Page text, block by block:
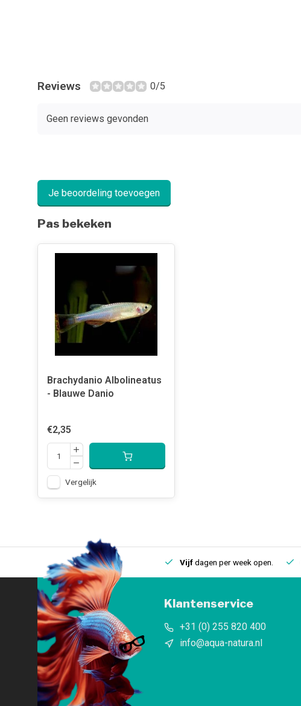
Reviews 0/5
Geen reviews gevonden
Je beoordeling toevoegen
Pas bekeken
Brachydanio Albolineatus
- Blauwe Danio
€2,35
Vergelijk
Eenfysieke winkelin IJmuiden Vijfdagen per week open.
Klantenservice
+31 (0) 255 820 400
info@aqua-natura.nl